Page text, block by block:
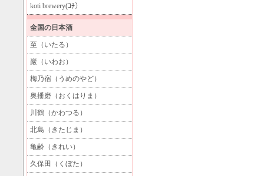
koti brewery(ｺﾁ）
全国の日本酒
至（いたる）
巖（いわお）
梅乃宿（うめのやど）
奥播磨（おくはりま）
川鶴（かわつる）
北島（きたじま）
亀齢（きれい）
久保田（くぼた）